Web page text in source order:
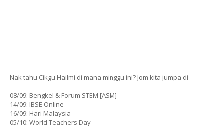
Nak tahu Cikgu Hailmi di mana minggu ini? Jom kita jumpa di
08/09: Bengkel & Forum STEM [ASM]
14/09: IBSE Online
16/09: Hari Malaysia
05/10: World Teachers Day